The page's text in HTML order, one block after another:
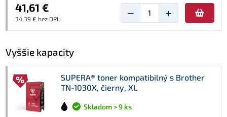
41,61 €
34,39 € bez DPH − +
Vyššie kapacity
SUPERA® toner kompatibilný s Brother
TN-1030X, čierny, XL
Skladom > 9 ks